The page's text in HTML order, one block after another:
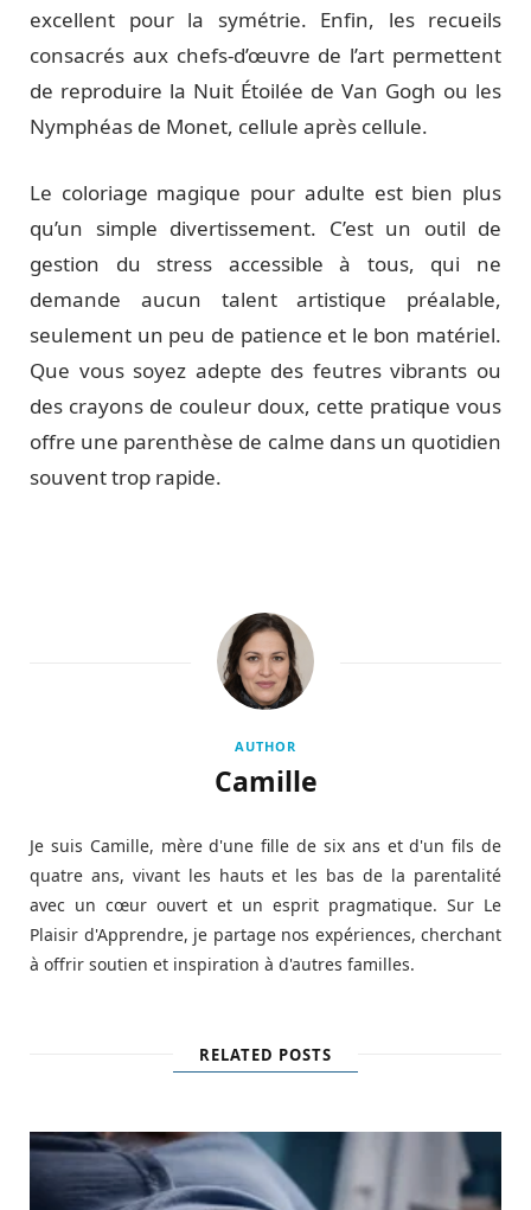
excellent pour la symétrie. Enfin, les recueils
consacrés aux chefs-d’œuvre de l’art permettent
de reproduire la Nuit Étoilée de Van Gogh ou les
Nymphéas de Monet, cellule après cellule.
Le coloriage magique pour adulte est bien plus
qu’un simple divertissement. C’est un outil de
gestion du stress accessible à tous, qui ne
demande aucun talent artistique préalable,
seulement un peu de patience et le bon matériel.
Que vous soyez adepte des feutres vibrants ou
des crayons de couleur doux, cette pratique vous
offre une parenthèse de calme dans un quotidien
souvent trop rapide.
AUTHOR
Camille
Je suis Camille, mère d'une fille de six ans et d'un fils de
quatre ans, vivant les hauts et les bas de la parentalité
avec un cœur ouvert et un esprit pragmatique. Sur Le
Plaisir d'Apprendre, je partage nos expériences, cherchant
à offrir soutien et inspiration à d'autres familles.
RELATED POSTS